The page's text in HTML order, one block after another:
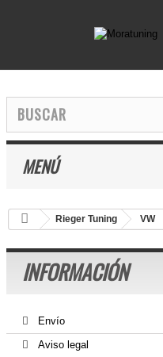
MENÚ
Rieger Tuning VW
INFORMACIÓN
Envío
Aviso legal